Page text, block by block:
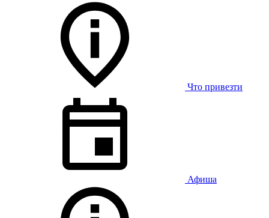
Что привезти
Афиша